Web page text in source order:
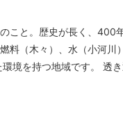
こと。歴史が長く、400
料（木々）、水（小河
境を持つ地域です。 透